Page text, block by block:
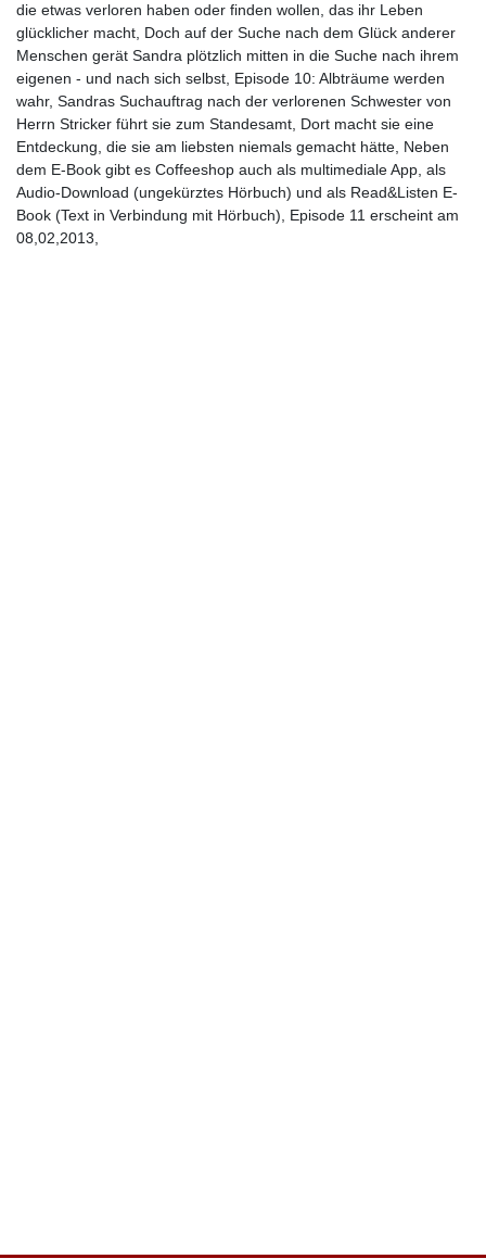
die etwas verloren haben oder finden wollen, das ihr Leben
glücklicher macht, Doch auf der Suche nach dem Glück anderer
Menschen gerät Sandra plötzlich mitten in die Suche nach ihrem
eigenen - und nach sich selbst, Episode 10: Albträume werden
wahr, Sandras Suchauftrag nach der verlorenen Schwester von
Herrn Stricker führt sie zum Standesamt, Dort macht sie eine
Entdeckung, die sie am liebsten niemals gemacht hätte, Neben
dem E-Book gibt es Coffeeshop auch als multimediale App, als
Audio-Download (ungekürztes Hörbuch) und als Read&Listen E-
Book (Text in Verbindung mit Hörbuch), Episode 11 erscheint am
08,02,2013,